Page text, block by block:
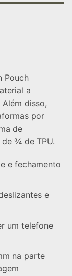
Pouch
a
disso,
por
de
¾ de TPU.
e fechamento
e
um telefone
na parte